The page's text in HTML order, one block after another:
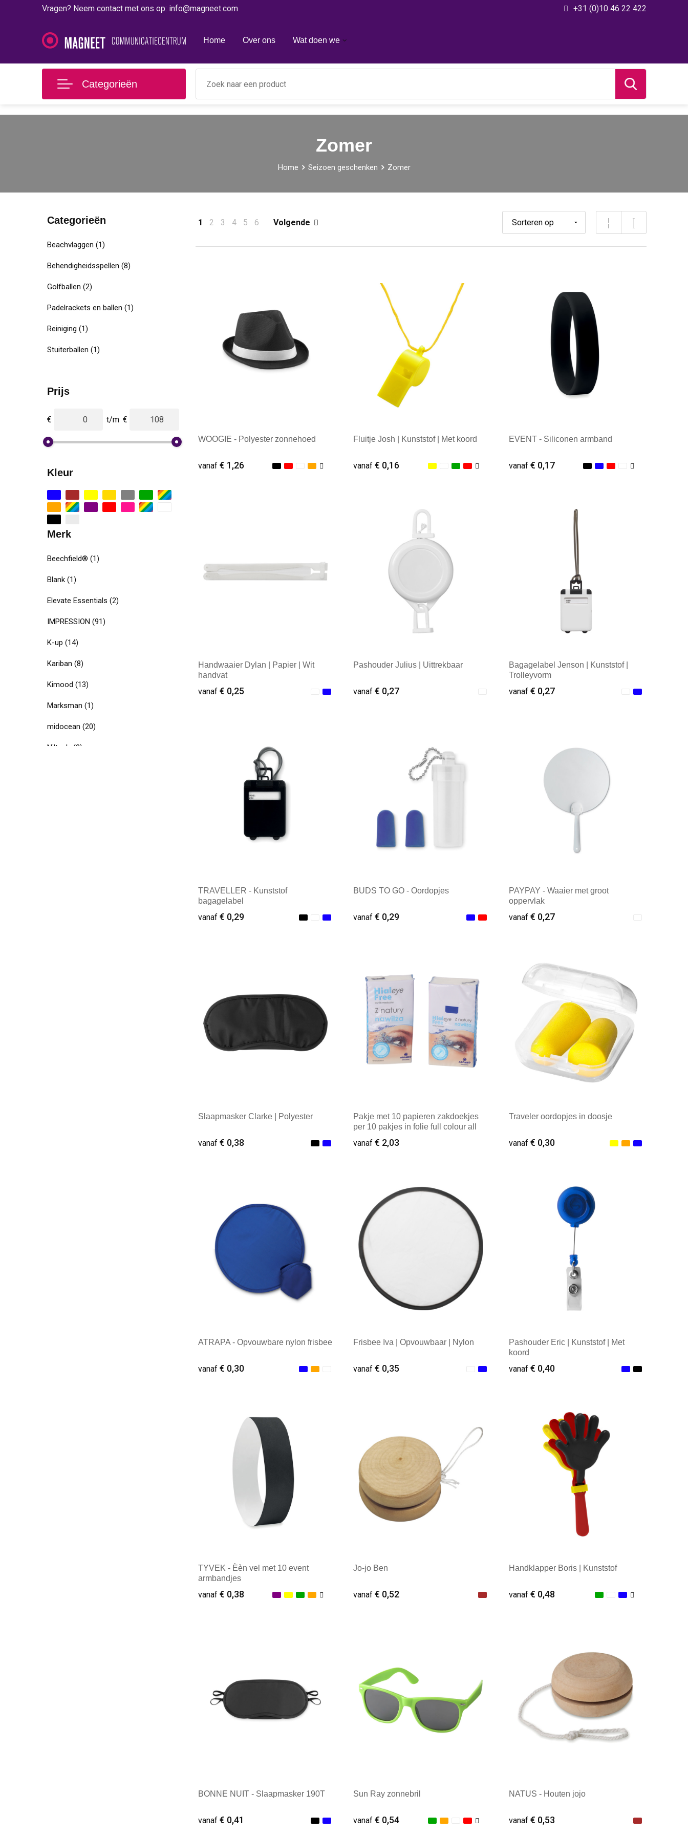
Vragen? Neem contact met ons op: info@magneet.com +31 (0)10 46 22 422
Home Over ons Wat doen we
Categorieën
Zomer
Home Seizoen geschenken Zomer
Categorieën
Beachvlaggen (1)
Behendigheidsspellen (8)
Golfballen (2)
Padelrackets en ballen (1)
Reiniging (1)
Stuiterballen (1)
Prijs
€ t/m €
Kleur
Merk
Beechfield® (1)
Blank (1)
Elevate Essentials (2)
IMPRESSION (91)
K-up (14)
Kariban (8)
Kimood (13)
Marksman (1)
midocean (20)
Nilton's (2)
1 2 3 4 5 6 Volgende
WOOGIE - Polyester zonnehoed
vanaf € 1,26
Fluitje Josh | Kunststof | Met koord
vanaf€ 0,16
EVENT - Siliconen armband
vanaf € 0,17
Minimale afname: 1
Handwaaier Dylan | Papier | Wit
handvat
vanaf € 0,25
Minimale afname: 1
Pashouder Julius | Uittrekbaar
vanaf€ 0,27
Minimale afname: 1
Bagagelabel Jenson | Kunststof |
Trolleyvorm
vanaf € 0,27
Minimale afname: 1
TRAVELLER - Kunststof
bagagelabel
vanaf € 0,29
BUDS TO GO - Oordopjes
vanaf€ 0,29
PAYPAY - Waaier met groot
oppervlak
vanaf € 0,27
Minimale afname: 1
Slaapmasker Clarke | Polyester
vanaf € 0,38
Pakje met 10 papieren zakdoekjes
per 10 pakjes in folie full colour all
vanaf€ 2,03
Minimale afname: 1.000
Traveler oordopjes in doosje
vanaf € 0,30
Minimale afname: 1
ATRAPA - Opvouwbare nylon frisbee
vanaf € 0,30
Minimale afname: 1
Frisbee Iva | Opvouwbaar | Nylon
vanaf€ 0,35
Pashouder Eric | Kunststof | Met
koord
vanaf € 0,40
Minimale afname: 1
TYVEK - Èèn vel met 10 event
armbandjes
vanaf € 0,38
Jo-jo Ben
vanaf€ 0,52
Handklapper Boris | Kunststof
vanaf € 0,48
BONNE NUIT - Slaapmasker 190T
vanaf € 0,41
Sun Ray zonnebril
vanaf€ 0,54
NATUS - Houten jojo
vanaf € 0,53